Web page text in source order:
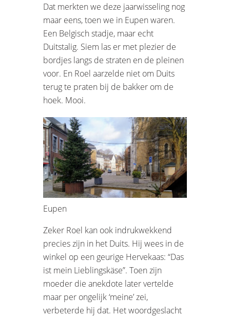
Dat merkten we deze jaarwisseling nog
maar eens, toen we in Eupen waren.
Een Belgisch stadje, maar echt
Duitstalig. Siem las er met plezier de
bordjes langs de straten en de pleinen
voor. En Roel aarzelde niet om Duits
terug te praten bij de bakker om de
hoek. Mooi.
Eupen
Zeker Roel kan ook indrukwekkend
precies zijn in het Duits. Hij wees in de
winkel op een geurige Hervekaas: “Das
ist mein Lieblingskäse”. Toen zijn
moeder die anekdote later vertelde
maar per ongelijk ‘meine’ zei,
verbeterde hij dat. Het woordgeslacht